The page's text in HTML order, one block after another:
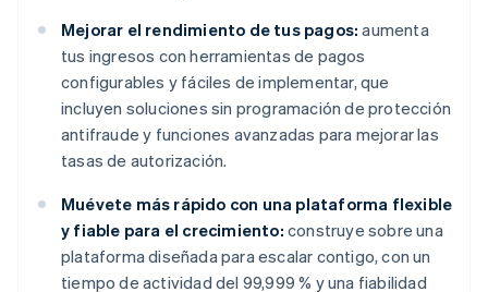
Mejorar el rendimiento de tus pagos: aumenta
tus ingresos con herramientas de pagos
configurables y fáciles de implementar, que
incluyen soluciones sin programación de protección
antifraude y funciones avanzadas para mejorar las
tasas de autorización.
Muévete más rápido con una plataforma flexible
y fiable para el crecimiento: construye sobre una
plataforma diseñada para escalar contigo, con un
tiempo de actividad del 99,999 % y una fiabilidad